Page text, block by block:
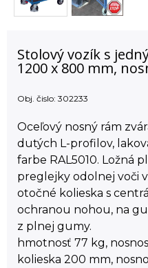
Stolový vozík s
1200 x 800 mm,
Obj. čislo: 302233
Oceľový nosný rám
dutých L-profilov,
farbe RAL5010. Ložná
preglejky odolnej voči
otočné kolieska s
ochranou nohou, na
z plnej gumy.
hmotnosť 77 kg,
kolieska 200 mm,